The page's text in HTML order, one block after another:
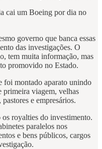
cai um Boeing por dia no
governo que banca essas
das investigações. O
tem muita informação, mas
promovido no Estado.
foi montado aparato unindo
primeira viagem, velhas
e empresários.
royalties do investimento.
paralelos nos
e bens públicos, cargos